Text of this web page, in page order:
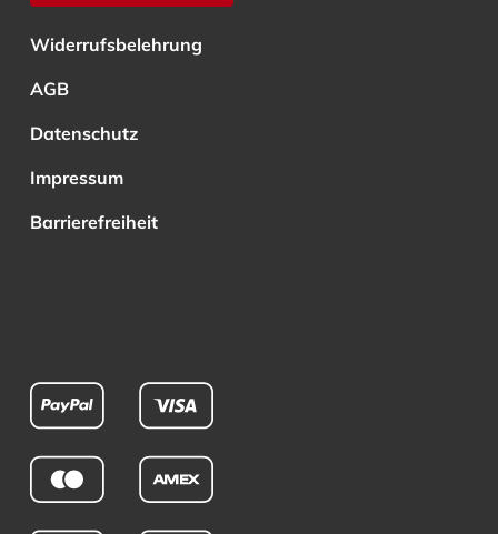
Widerrufsbelehrung
AGB
Datenschutz
Impressum
Barrierefreiheit